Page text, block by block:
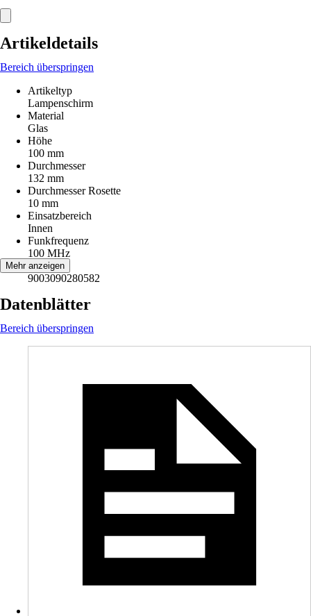
Artikeldetails
Bereich überspringen
Artikeltyp
Lampenschirm
Material
Glas
Höhe
100 mm
Durchmesser
132 mm
Durchmesser Rosette
10 mm
Einsatzbereich
Innen
Funkfrequenz
100 MHz
EAN
9003090280582
Mehr anzeigen
Datenblätter
Bereich überspringen